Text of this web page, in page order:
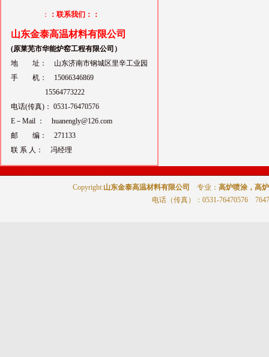
： ：联系我们：：
山东金泰高温材料有限公司
(原莱芜市华能炉窑工程有限公司）
地 址： 山东济南市钢城区里辛工业园
手 机： 15066346869
15564773222
电话(传真)： 0531-76470576
E－Mail ： huanengly@126.com
邮 编： 271133
联 系 人： 冯经理
Copyright:山东金泰高温材料有限公司 专业： 高炉喷涂，高
电话（传真）
：0531-76470576